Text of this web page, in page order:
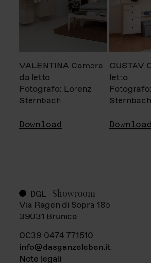
VALENTINA Camera
da letto
Fotografo: Lorenz
Sternbach
Download
GUSTAV
letto
Sternbach
Download
DGL Showroom
Via Ragen di Sopra 18b
39031 Brunico
0039 0474 771510
info@dasganzeleben.it
Note legali